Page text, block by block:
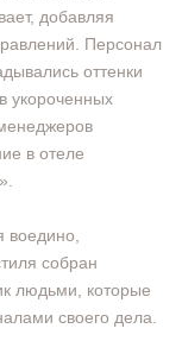
добавляя
Персонал
оттенки
укороченных
в отеле
воедино,
собран
людьми, которые
своего дела.